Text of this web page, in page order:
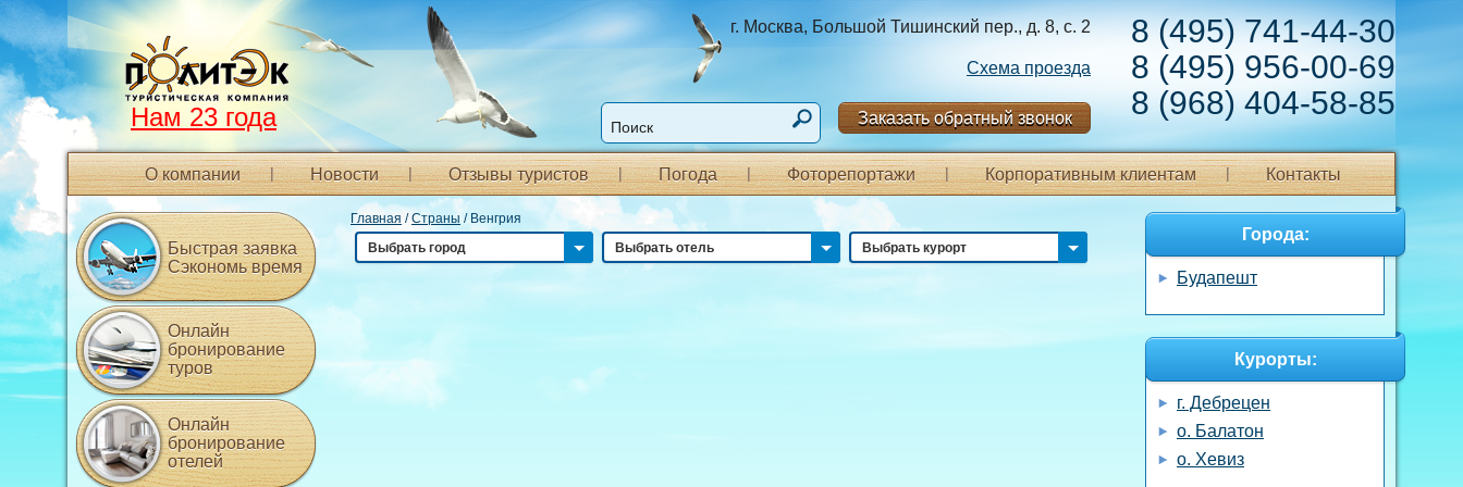
8 (495) 741-44-30
8 (495) 956-00-69
8 (968) 404-58-85
г. Москва, Большой Тишинский пер., д. 8, с. 2
Схема проезда
Заказать обратный звонок
Нам 23 года
О компании Новости Отзывы туристов Погода Фоторепортажи Корпоративным клиентам Контакты
Главная /Страны / Венгрия
Выбрать город
Выбрать отель Выбрать курорт
Быстрая заявка
Сэкономь время
Онлайн
бронирование
туров
Онлайн
бронирование
отелей
Города:
Будапешт
Курорты:
г. Дебрецен
о. Балатон
о. Хевиз